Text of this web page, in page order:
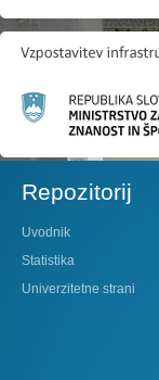
Repozitorij
Uvodnik
Statistika
Univerzitetne strani